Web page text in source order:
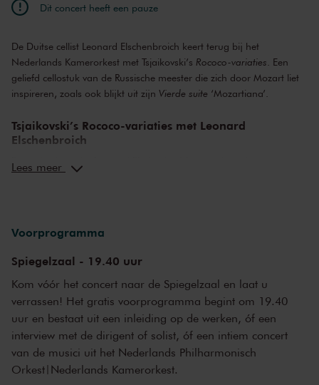
Dit concert heeft een pauze
De Duitse cellist Leonard Elschenbroich keert terug bij het
Nederlands Kamerorkest met Tsjaikovski’s Rococo-variaties . Een
geliefd cellostuk van de Russische meester die zich door Mozart liet
inspireren, zoals ook blijkt uit zijn Vierde suite ‘Mozartiana’.
Tsjaikovski’s Rococo-variaties met Leonard
Elschenbroich
Nederlands Kamerorkest maakte hij indruk met de wereldpremière
meeslependeRococo-variaties
componist liet zich voor dit werk inspireren door de muziek van
Mozart, een van zijn favoriete componisten.
Eerbetoon van Tsjaikovski aan Mozart
‘Het is dankzij Mozart dat ik mijn leven aan de muziek heb gewijd’,
aldus Tsjaikovski. Met zijnVierde suite‘Mozartiana’ schreef hij een
eerbetoon ter gelegenheid van het honderdjarige jubileum van
Mozarts operaDon Giovanni. Tsjaikovski arrangeerde voor deze
Lees meer
Voorprogramma
Spiegelzaal - 19.40 uur
Kom vóór het concert naar de Spiegelzaal en laat u
verrassen! Het gratis voorprogramma begint om 19.40
uur en bestaat uit een inleiding op de werken, óf een
interview met de dirigent of solist, óf een intiem concert
van de musici uit het Nederlands Philharmonisch
Orkest|Nederlands Kamerorkest.